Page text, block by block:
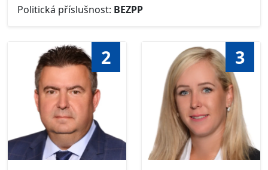
Politická příslušnost: BEZPP
2 3